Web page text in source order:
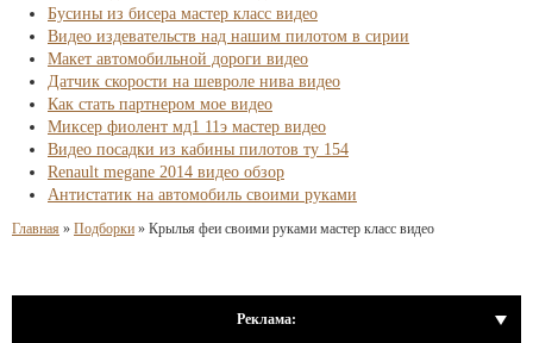
Бусины из бисера мастер класс видео
Видео издевательств над нашим пилотом в сирии
Макет автомобильной дороги видео
Датчик скорости на шевроле нива видео
Как стать партнером мое видео
Миксер фиолент мд1 11э мастер видео
Видео посадки из кабины пилотов ту 154
Renault megane 2014 видео обзор
Антистатик на автомобиль своими руками
Главная » Подборки » Крылья феи своими руками мастер класс видео
Реклама: